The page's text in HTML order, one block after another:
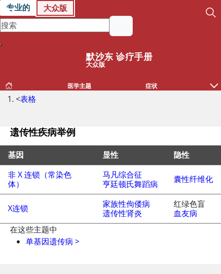
专业的 大众版
默沙东 诊疗手册
大众版
医学主题 症状
<表格
遗传性疾病举例
遗传性疾病举例
基因 显性
隐性
非 X 连锁（常染色
体）
马凡综合征
亨廷顿氏舞蹈病
囊性纤维化
X连锁
家族性佝偻病
遗传性肾炎
红绿色盲
血友病
在这些主题中
单基因遗传病 >